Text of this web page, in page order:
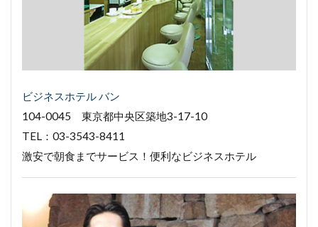
ビジネスホテル バン
104-0045 東京都中央区築地3-17-10
TEL：03-3543-8411
激安で朝食までサービス！便利なビジネスホテル